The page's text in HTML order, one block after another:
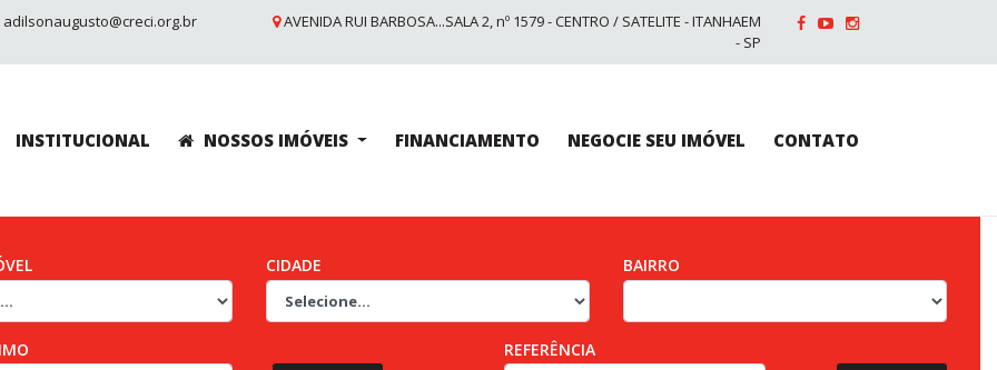
adilsonaugusto@creci.org.br
AVENIDA RUI BARBOSA...SALA 2, nº 1579 - CENTRO / SATELITE - ITANHAEM
- SP
INSTITUCIONAL NOSSOS IMÓVEIS FINANCIAMENTO NEGOCIE SEU IMÓVEL CONTATO
CIDADE BAIRRO
REFERÊNCIA